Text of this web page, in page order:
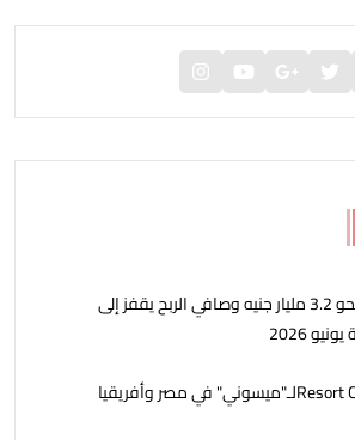
ڤاليو تحقق إيرادات بنحو 3.2 مليار جنيه وصافي الربح يقفز إلى
"LMD" تطلق أول Resort Clubلـ"ميسوني" في مصر وأفريقيا